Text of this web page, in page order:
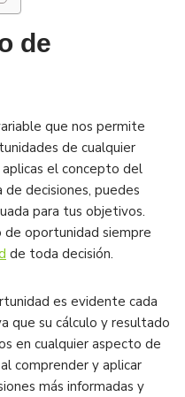
de
que nos permite
de cualquier
el concepto del
decisiones, puedes
para tus objetivos.
oportunidad siempre
de toda decisión.
es evidente cada
que su cálculo y resultado
en cualquier aspecto de
comprender y aplicar
más informadas y